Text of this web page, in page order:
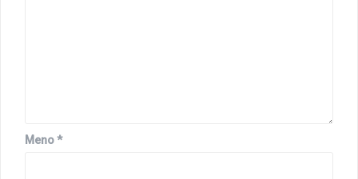
Meno*